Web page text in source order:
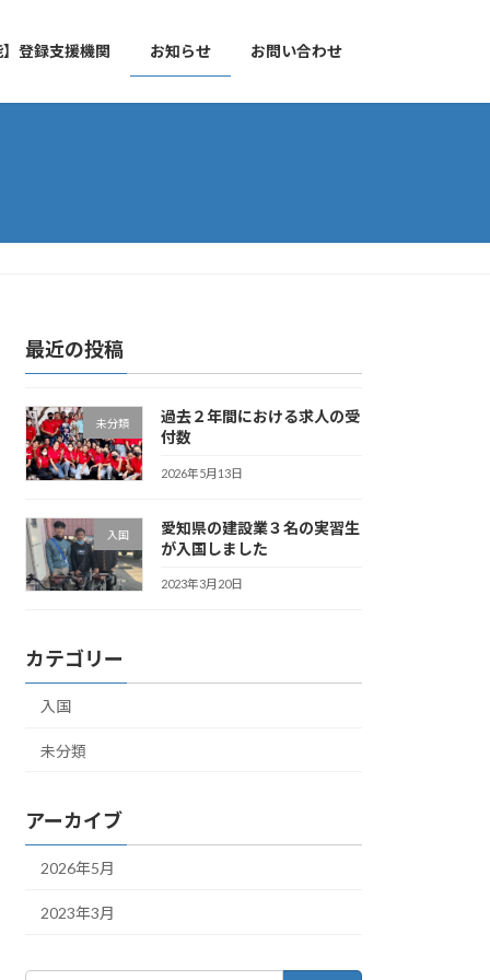
登録支援機関 お知らせ お問い合わせ
最近の投稿
未分類
過去２年間における求人の受
付数
2026年5月13日
入国
愛知県の建設業３名の実習生
が入国しました
2023年3月20日
カテゴリー
入国
未分類
アーカイブ
2026年5月
2023年3月